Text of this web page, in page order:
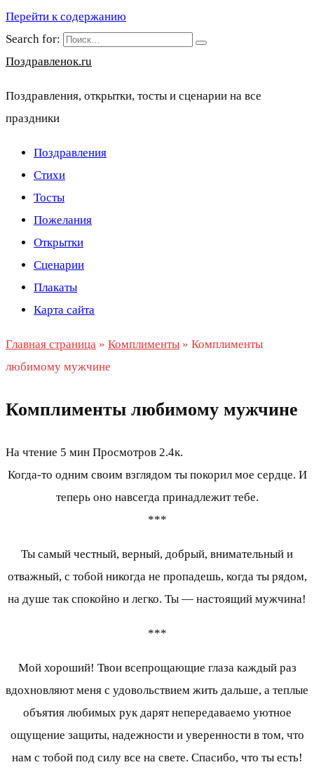
Перейти к содержанию
Search for:
Поздравленок.ru
Поздравления, открытки, тосты и сценарии на все
праздники
Поздравления
Стихи
Тосты
Пожелания
Открытки
Сценарии
Плакаты
Карта сайта
Главная страница » Комплименты » Комплименты
любимому мужчине
Комплименты любимому мужчине
На чтение 5 мин Просмотров 2.4к.
Когда-то одним своим взглядом ты покорил мое сердце. И
теперь оно навсегда принадлежит тебе.
***
Ты самый честный, верный, добрый, внимательный и
отважный, с тобой никогда не пропадешь, когда ты рядом,
на душе так спокойно и легко. Ты — настоящий мужчина!
***
Мой хороший! Твои всепрощающие глаза каждый раз
вдохновляют меня с удовольствием жить дальше, а теплые
объятия любимых рук дарят непередаваемо уютное
ощущение защиты, надежности и уверенности в том, что
нам с тобой под силу все на свете. Спасибо, что ты есть!